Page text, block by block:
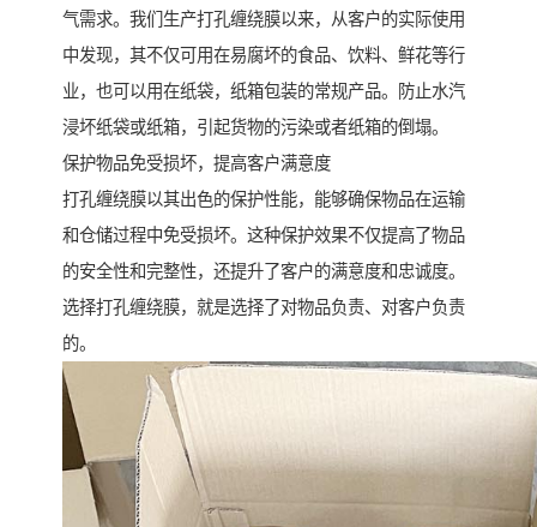
气需求。我们生产打孔缠绕膜以来，从客户的实际使用
中发现，其不仅可用在易腐坏的食品、饮料、鲜花等行
业，也可以用在纸袋，纸箱包装的常规产品。防止水汽
浸坏纸袋或纸箱，引起货物的污染或者纸箱的倒塌。
保护物品免受损坏，提高客户满意度
打孔缠绕膜以其出色的保护性能，能够确保物品在运输
和仓储过程中免受损坏。这种保护效果不仅提高了物品
的安全性和完整性，还提升了客户的满意度和忠诚度。
选择打孔缠绕膜，就是选择了对物品负责、对客户负责
的。